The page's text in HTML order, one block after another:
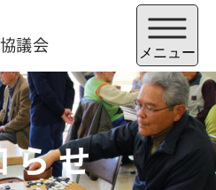
議会 メニュー
ーを閉じる
らせ